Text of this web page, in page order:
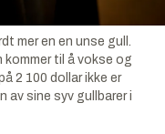
mer en en unse gull.
til å vokse og
2 100 dollar ikke er
av sine syv gullbarer i